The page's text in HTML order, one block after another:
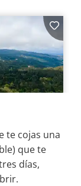
te cojas una
que te
días,